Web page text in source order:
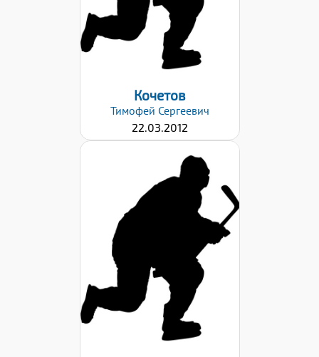
Кочетов
Тимофей Сергеевич
22.03.2012